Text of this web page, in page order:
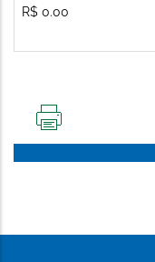
R$ 0.00
PÁGINA